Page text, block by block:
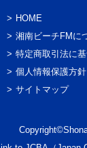
HOME
湘南ビーチFMに
特定商取引法に
個人情報保護方針
サイトマップ